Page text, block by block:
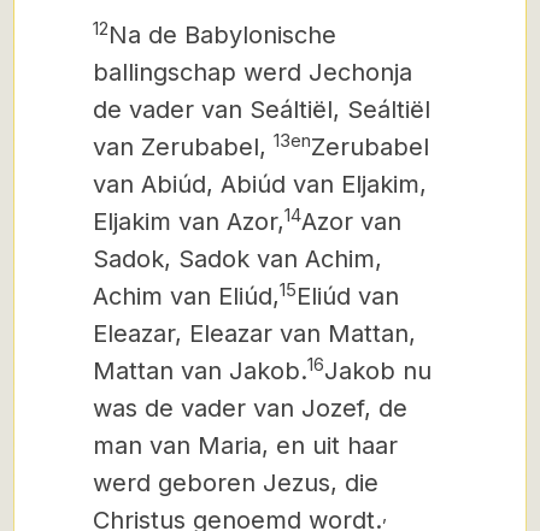
12Na de Babylonische
ballingschap werd Jechonja
de vader van Seáltiël, Seáltiël
van Zerubabel, 13enZerubabel
van Abiúd, Abiúd van Eljakim,
Eljakim van Azor,14Azor van
Sadok, Sadok van Achim,
Achim van Eliúd,15Eliúd van
Eleazar, Eleazar van Mattan,
Mattan van Jakob.16Jakob nu
was de vader van Jozef, de
man van Maria, en uit haar
werd geboren Jezus, die
Christus genoemd wordt.